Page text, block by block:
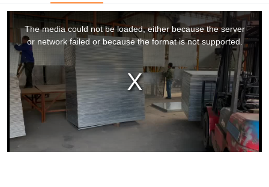
window.
The media could not be loaded, either because the server
or network failed or because the format is not supported.